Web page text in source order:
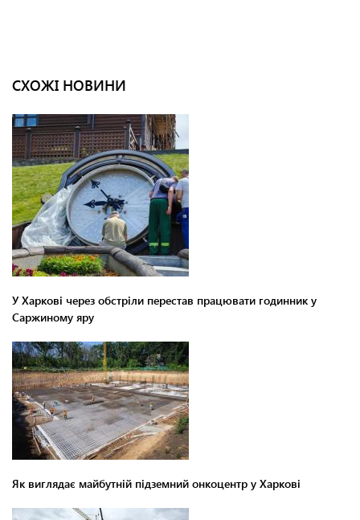
СХОЖІ НОВИНИ
У Харкові через обстріли перестав працювати годинник у
Саржиному яру
Як виглядає майбутній підземний онкоцентр у Харкові